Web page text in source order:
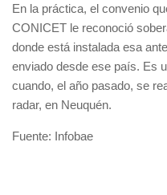
En la práctica, el convenio
CONICET le reconoció
donde está instalada esa
enviado desde ese país. Es
cuando, el año pasado, se
radar, en Neuquén.
Fuente: Infobae